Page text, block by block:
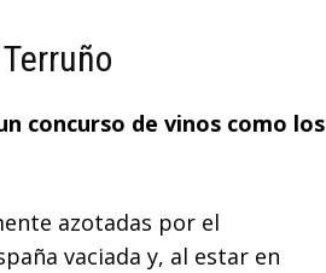
concurso de vinos como los
azotadas por el
vaciada y, al estar en